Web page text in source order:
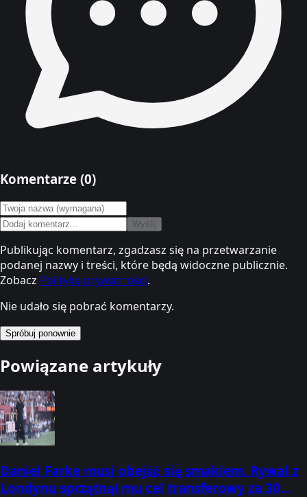
Komentarze (0)
Wyślij
Publikując komentarz, zgadzasz się na przetwarzanie
podanej nazwy i treści, które będą widoczne publicznie.
Zobacz Politykę prywatności.
Nie udało się pobrać komentarzy.
Spróbuj ponownie
Powiązane artykuły
Daniel Farke musi obejść się smakiem. Rywal z
Londynu sprzątnął mu cel transferowy za 30